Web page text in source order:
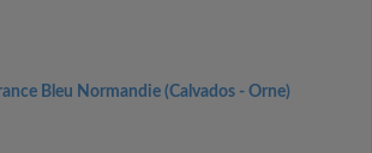
Bleu Normandie (Calvados - Orne)